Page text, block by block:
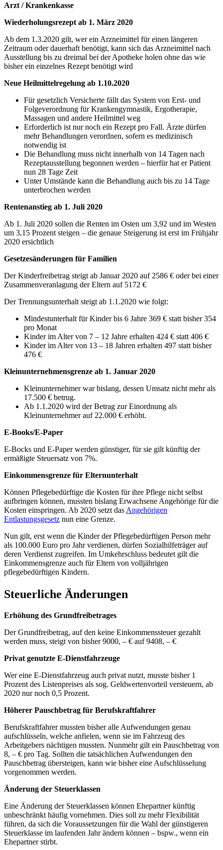
Arzt / Krankenkasse
Wiederholungsrezept ab 1. März 2020
Ab dem 1.3.2020 gilt, wer ein Arzneimittel für einen längeren
Zeitraum oder dauerhaft benötigt, kann sich das Arzneimittel nach
Ausstellung bis zu dreimal bei der Apotheke holen ohne das wie
bisher ein einzelnes Rezept benötigt wird
Neue Heilmittelregelung ab 1.10.2020
Für gesetzlich Versicherte fällt das System von Erst- und
Folgeverordnung für Krankengymnastik, Ergotherapie,
Massagen und andere Heilmittel weg
Erforderlich ist nur noch ein Rezept pro Fall. Ärzte dürfen
mehr Behandlungen verordnen, sofern es medizinisch
notwendig ist
Die Behandlung muss nicht innerhalb von 14 Tagen nach
Rezeptausstellung begonnen werden – hierfür hat er Patient
nun 28 Tage Zeit
Unter Umstände kann die Behandlung auch bis zu 14 Tage
unterbrochen werden
Rentenanstieg ab 1. Juli 2020
Ab 1. Juli 2020 sollen die Renten im Osten um 3,92 und im Westen
um 3,15 Prozent steigen – die genaue Steigerung ist erst im Frühjahr
2020 ersichtlich
Gesetzesänderungen für Familien
Der Kinderfreibetrag steigt ab Januar 2020 auf 2586 € oder bei einer
Zusammenveranlagung der Eltern auf 5172 €
Der Trennungsunterhalt steigt ab 1.1.2020 wie folgt:
Mindestunterhalt für Kinder bis 6 Jahre 369 € statt bisher 354
pro Monat
Kinder im Alter von 7 – 12 Jahre erhalten 424 € statt 406 €
Kinder im Alter von 13 – 18 Jahren erhalten 497 statt bisher
476 €
Kleinunternehmensgrenze ab 1. Januar 2020
Kleinunternehmer war bislang, dessen Umsatz nicht mehr als
17.500 € betrug.
Ab 1.1.2020 wird der Betrag zur Einordnung als
Kleinunternehmer auf 22.000 € erhöht.
E-Books/E-Paper
E-Bocks und E-Paper werden günstiger, für sie gilt künftig der
ermäßigte Steuersatz von 7%.
Einkommensgrenze für Elternunterhalt
Können Pflegebedürftige die Kosten für ihre Pflege nicht selbst
aufbringen können, mussten bislang Erwachsene Angehörige für die
Kosten einspringen. Ab 2020 setzt das Angehörigen
Entlastungsgesetz nun eine Grenze.
Nun gilt, erst wenn die Kinder der Pflegebedürftigen Person mehr
als 100.000 Euro pro Jahr verdienen, dürfen Sozialhilfeträger auf
deren Verdienst zugreifen. Im Umkehrschluss bedeutet gilt die
Einkommensgrenze auch für Eltern von volljährigen
pflegebedürftigen Kindern.
Steuerliche Änderungen
Erhöhung des Grundfreibetrages
Der Grundfreibetrag, auf den keine Einkommenssteuer gezahlt
werden muss, steigt von bisher 9000, – € auf 9408, – €
Privat genutzte E-Dienstfahrzeuge
Wer eine E-Dienstfahrzeug auch privat nutzt, musste bisher 1
Prozent des Listenpreises als sog. Geldwertenvorteil versteuern, ab
2020 nur noch 0,5 Prozent.
Höherer Pauschbetrag für Berufskraftfahrer
Berufskraftfahrer mussten bisher alle Aufwendungen genau
aufschlüsseln, welche anfielen, wenn sie im Fahrzeug des
Arbeitgebers nächtigen mussten. Nunmehr gilt ein Pauschbetrag von
8, – € pro Tag. Sollten die tatsächlichen Aufwendungen den
Pauschbetrag übersteigen, kann wie bisher eine Aufschlüsselung
vorgenommen werden.
Änderung der Steuerklassen
Eine Änderung der Steuerklassen können Ehepartner künftig
unbeschränkt häufig vornehmen. Dies soll zu mehr Flexibilität
führen, da sich die Voraussetzungen für die Wahl der günstigeren
Steuerklasse im laufenden Jahr ändern können – bspw., wenn ein
Ehepartner stirbt.